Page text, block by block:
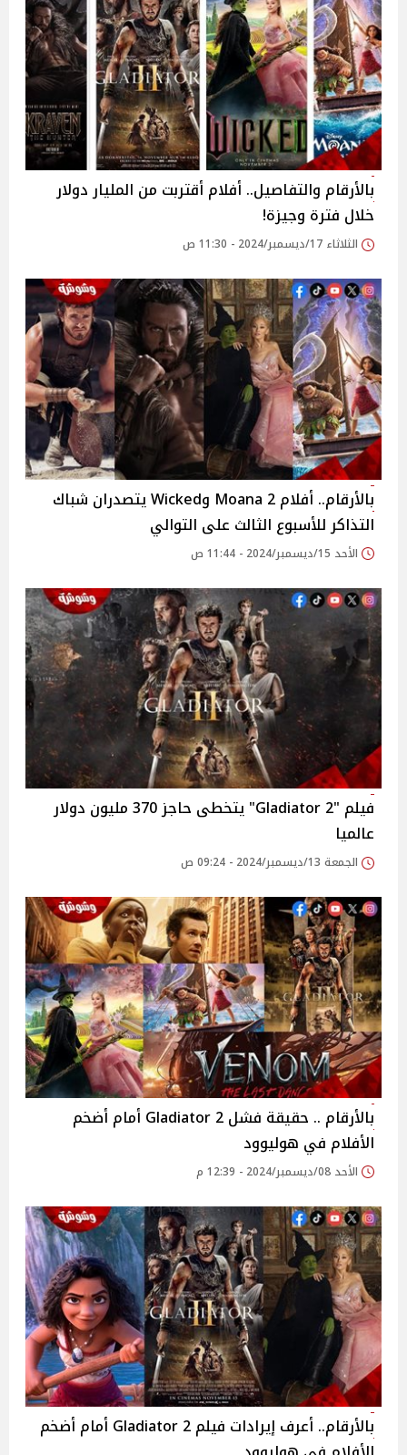
بالأرقام والتفاصيل.. أفلام أقتربت من المليار دولار
خلال فترة وجيزة!
الثلاثاء 17/ديسمبر/2024 - 11:30 ص
بالأرقام.. أفلام Moana 2 وWicked يتصدران شباك
التذاكر للأسبوع الثالث على التوالي
الأحد 15/ديسمبر/2024 - 11:44 ص
فيلم "Gladiator 2" يتخطى حاجز 370 مليون دولار
عالميا
الجمعة 13/ديسمبر/2024 - 09:24 ص
بالأرقام .. حقيقة فشل Gladiator 2 أمام أضخم
الأفلام في هوليوود
الأحد 08/ديسمبر/2024 - 12:39 م
بالأرقام.. أعرف إيرادات فيلم Gladiator 2 أمام أضخم